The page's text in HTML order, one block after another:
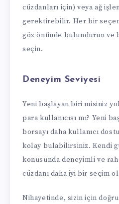
cüzdanları için) veya ağ
gerektirebilir. Her bir
göz önünde bulundurun ve
seçin.
Deneyim Seviyesi
Yeni başlayan biri misiniz
para kullanıcısı mı? Yeni
borsayı daha kullanıcı
kolay bulabilirsiniz. Kendi
konusunda deneyimli ve
cüzdanı daha iyi bir seçim
Nihayetinde, sizin için